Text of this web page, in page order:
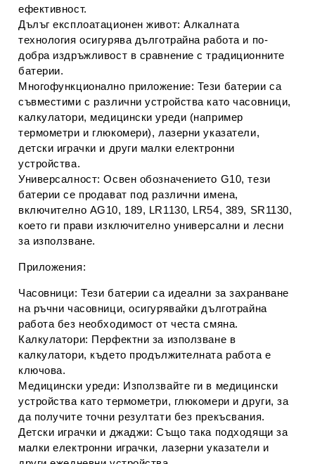
ефективност.
Дълъг експлоатационен живот: Алкалната
технология осигурява дълготрайна работа и по-
добра издръжливост в сравнение с традиционните
батерии.
Многофункционално приложение: Тези батерии са
съвместими с различни устройства каточасовници,
калкулатори, медицински уреди (например
термометри и глюкомери), лазерни указатели,
детски играчки и други малки електронни
устройства.
Универсалност: Освен обозначението G10, тези
батерии се продават под различни имена,
включително AG10, 189, LR1130, LR54, 389, SR1130,
което ги прави изключително универсални и лесни
за използване.
Приложения:
Часовници: Тези батерии са идеални за захранване
на ръчни часовници, осигурявайки дълготрайна
работа без необходимост от честа смяна.
Калкулатори: Перфектни за използване в
калкулатори, където продължителната работа е
ключова.
Медицински уреди: Използвайте ги в медицински
устройства като термометри, глюкомери и други, за
да получите точни резултати без прекъсвания.
Детски играчки и джаджи: Също така подходящи за
малки електронни играчки, лазерни указатели и